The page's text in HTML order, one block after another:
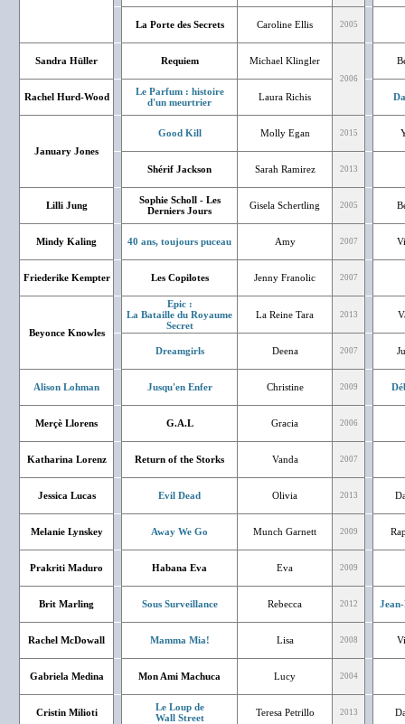
La Porte des Secrets Caroline Ellis 2005
Sandra Hüller Requiem Michael Klingler
2006
Rachel Hurd-Wood
Le Parfum : histoire
d'un meurtrier
Laura Richis
January Jones
Good Kill Molly Egan 2015
Shérif Jackson Sarah Ramirez 2013
Lilli Jung
Sophie Scholl - Les
Derniers Jours
Gisela Schertling 2005
Mindy Kaling 40 ans, toujours puceau Amy 2007
Friederike Kempter Les Copilotes Jenny Franolic 2007
Beyonce Knowles
Epic :
La Bataille du Royaume
Secret
La Reine Tara 2013
Dreamgirls Deena 2007
Alison Lohman Jusqu'en Enfer Christine 2009
Merçè Llorens G.A.L Gracia 2006
Katharina Lorenz Return of the Storks Vanda 2007
Jessica Lucas Evil Dead Olivia 2013
Melanie Lynskey Away We Go Munch Garnett 2009
Prakriti Maduro Habana Eva Eva 2009
Brit Marling Sous Surveillance Rebecca 2012
Rachel McDowall Mamma Mia! Lisa 2008
Gabriela Medina Mon Ami Machuca Lucy 2004
Cristin Milioti
Le Loup de
Wall Street
Teresa Petrillo 2013